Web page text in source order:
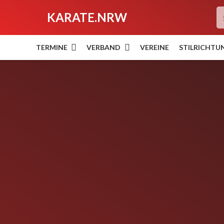
KARATE.NRW
TERMINE VERBAND VEREINE